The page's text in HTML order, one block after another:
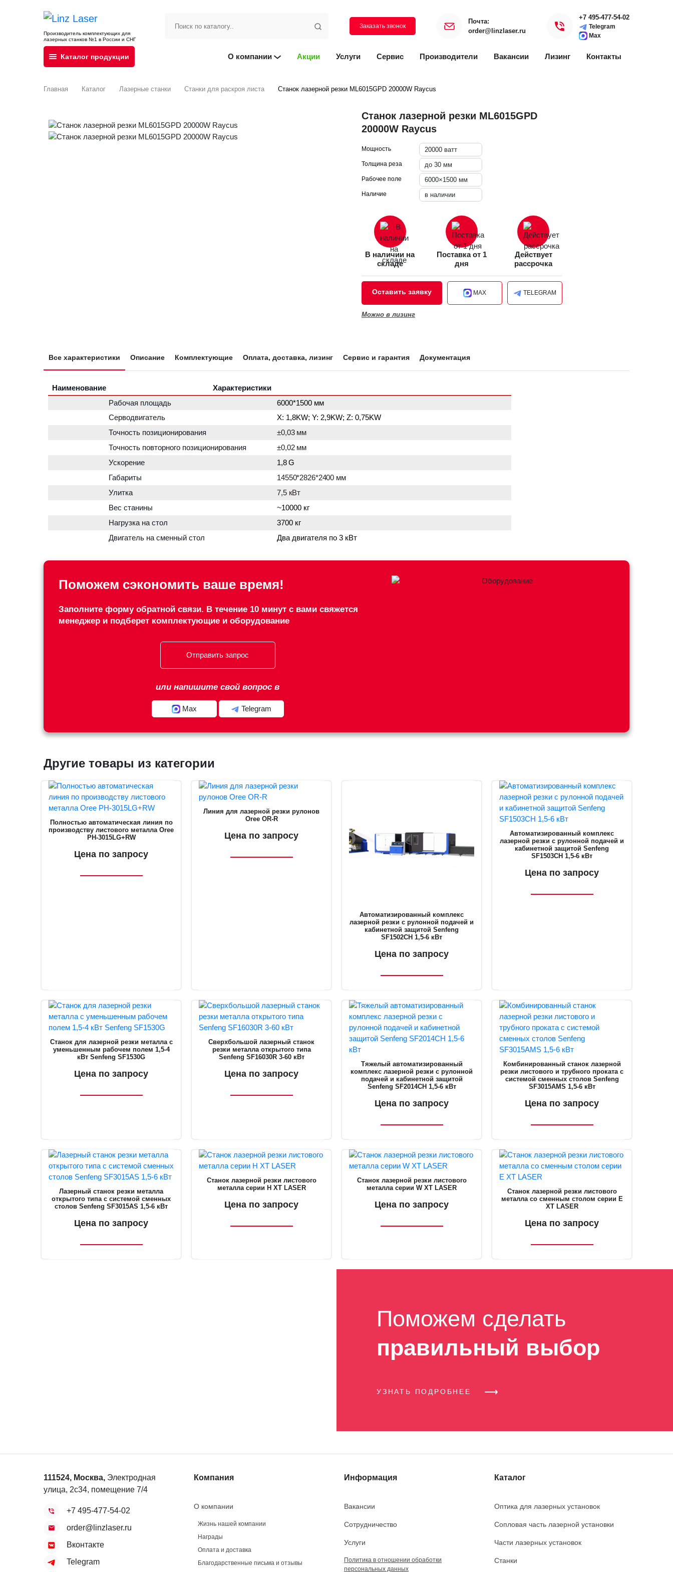
Производитель комплектующих для
лазерных станков №1 в России и СНГ
Заказать звонок
Почта:
order@linzlaser.ru
+7 495-477-54-02
Telegram
Max
Каталог продукции О компании Акции Услуги Сервис Производители Вакансии Лизинг Контакты
Главная Каталог Лазерные станки Станки для раскроя листа Станок лазерной резки ML6015GPD 20000W Raycus
Станок лазерной резки ML6015GPD
20000W Raycus
Мощность 20000 ватт
Толщина реза до 30 мм
Рабочее поле 6000×1500 мм
Наличие в наличии
В наличии на
складе
Поставка от 1
дня
Действует
рассрочка
Оставить заявку MAX TELEGRAM
Можно в лизинг
Все характеристики Описание Комплектующие Оплата, доставка, лизинг Сервис и гарантия Документация
Наименование
Характеристики
Рабочая площадь
6000*1500 мм
Серводвигатель
X: 1,8KW; Y: 2,9KW; Z: 0,75KW
Точность позиционирования
±0,03 мм
Точность повторного позиционирования
±0,02 мм
Ускорение
1,8G
Габариты
14550*2826*2400 мм
Улитка
7,5 кВт
Вес станины
~10000 кг
Нагрузка на стол
3700 кг
Двигатель на сменный стол
Два двигателя по 3 кВт
Поможем сэкономить ваше время!
Заполните форму обратной связи. В течение 10 минут с вами свяжется
менеджер и подберет комплектующие и оборудование
Отправить запрос
или напишите свой вопрос в
Max Telegram
Другие товары из категории
Полностью автоматическая линия по
производству листового металла Oree
PH-3015LG+RW
Цена по запросу
Линия для лазерной резки рулонов
Oree OR-R
Цена по запросу
Автоматизированный комплекс
лазерной резки с рулонной подачей и
кабинетной защитой Senfeng
SF1502CH 1,5-6 кВт
Цена по запросу
Автоматизированный комплекс
лазерной резки с рулонной подачей и
кабинетной защитой Senfeng
SF1503CH 1,5-6 кВт
Цена по запросу
Станок для лазерной резки металла с
уменьшенным рабочем полем 1,5-4
кВт Senfeng SF1530G
Цена по запросу
Сверхбольшой лазерный станок
резки металла открытого типа
Senfeng SF16030R 3-60 кВт
Цена по запросу
Тяжелый автоматизированный
комплекс лазерной резки с рулонной
подачей и кабинетной защитой
Senfeng SF2014CH 1,5-6 кВт
Цена по запросу
Комбинированный станок лазерной
резки листового и трубного проката с
системой сменных столов Senfeng
SF3015AMS 1,5-6 кВт
Цена по запросу
Лазерный станок резки металла
открытого типа c системой сменных
столов Senfeng SF3015AS 1,5-6 кВт
Цена по запросу
Станок лазерной резки листового
металла серии H XT LASER
Цена по запросу
Станок лазерной резки листового
металла серии W XT LASER
Цена по запросу
Станок лазерной резки листового
металла со сменным столом серии E
XT LASER
Цена по запросу
Поможем сделать
правильный выбор
УЗНАТЬ ПОДРОБНЕЕ
111524, Москва, Электродная
улица, 2с34, помещение 7/4
+7 495-477-54-02
order@linzlaser.ru
Вконтакте
Telegram
Компания
О компании
Жизнь нашей компании
Награды
Оплата и доставка
Благодарственные письма и отзывы
Информация
Вакансии
Сотрудничество
Услуги
Политика в отношении обработки
персональных данных
Каталог
Оптика для лазерных установок
Сопловая часть лазерной установки
Части лазерных установок
Станки